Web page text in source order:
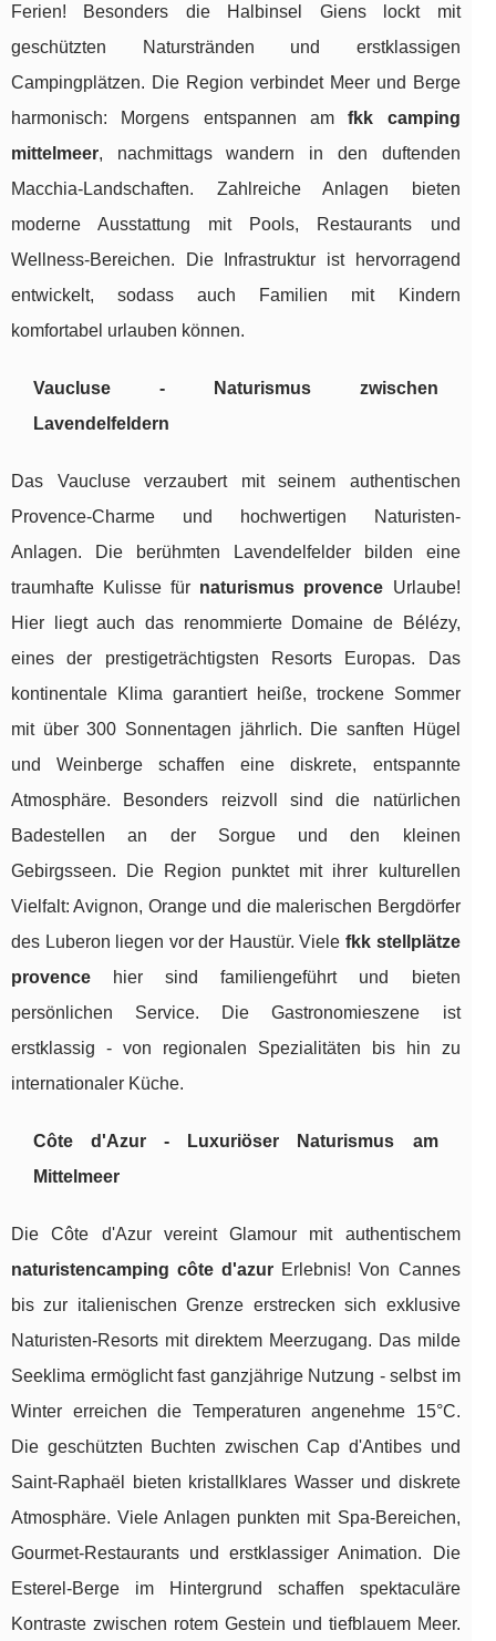
Ferien! Besonders die Halbinsel Giens lockt mit
geschützten Naturstränden und erstklassigen
Campingplätzen. Die Region verbindet Meer und Berge
harmonisch: Morgens entspannen amfkk camping
mittelmeer, nachmittags wandern in den duftenden
Macchia-Landschaften. Zahlreiche Anlagen bieten
moderne Ausstattung mit Pools, Restaurants und
Wellness-Bereichen. Die Infrastruktur ist hervorragend
entwickelt, sodass auch Familien mit Kindern
komfortabel urlauben können.
Vaucluse - Naturismus zwischen
Lavendelfeldern
Das Vaucluse verzaubert mit seinem authentischen
Provence-Charme und hochwertigen Naturisten-
Anlagen. Die berühmten Lavendelfelder bilden eine
traumhafte Kulisse für naturismus provence Urlaube!
Hier liegt auch das renommierte Domaine de Bélézy,
eines der prestigeträchtigsten Resorts Europas. Das
kontinentale Klima garantiert heiße, trockene Sommer
mit über 300 Sonnentagen jährlich. Die sanften Hügel
und Weinberge schaffen eine diskrete, entspannte
Atmosphäre. Besonders reizvoll sind die natürlichen
Badestellen an der Sorgue und den kleinen
Gebirgsseen. Die Region punktet mit ihrer kulturellen
Vielfalt: Avignon, Orange und die malerischen Bergdörfer
des Luberon liegen vor der Haustür. Vielefkk stellplätze
provence hier sind familiengeführt und bieten
persönlichen Service. Die Gastronomieszene ist
erstklassig - von regionalen Spezialitäten bis hin zu
internationaler Küche.
Côte d'Azur - Luxuriöser Naturismus am
Mittelmeer
Die Côte d'Azur vereint Glamour mit authentischem
naturistencamping côte d'azur Erlebnis! Von Cannes
bis zur italienischen Grenze erstrecken sich exklusive
Naturisten-Resorts mit direktem Meerzugang. Das milde
Seeklima ermöglicht fast ganzjährige Nutzung - selbst im
Winter erreichen die Temperaturen angenehme 15°C.
Die geschützten Buchten zwischen Cap d'Antibes und
Saint-Raphaël bieten kristallklares Wasser und diskrete
Atmosphäre. Viele Anlagen punkten mit Spa-Bereichen,
Gourmet-Restaurants und erstklassiger Animation. Die
Esterel-Berge im Hintergrund schaffen spektaculäre
Kontraste zwischen rotem Gestein und tiefblauem Meer.